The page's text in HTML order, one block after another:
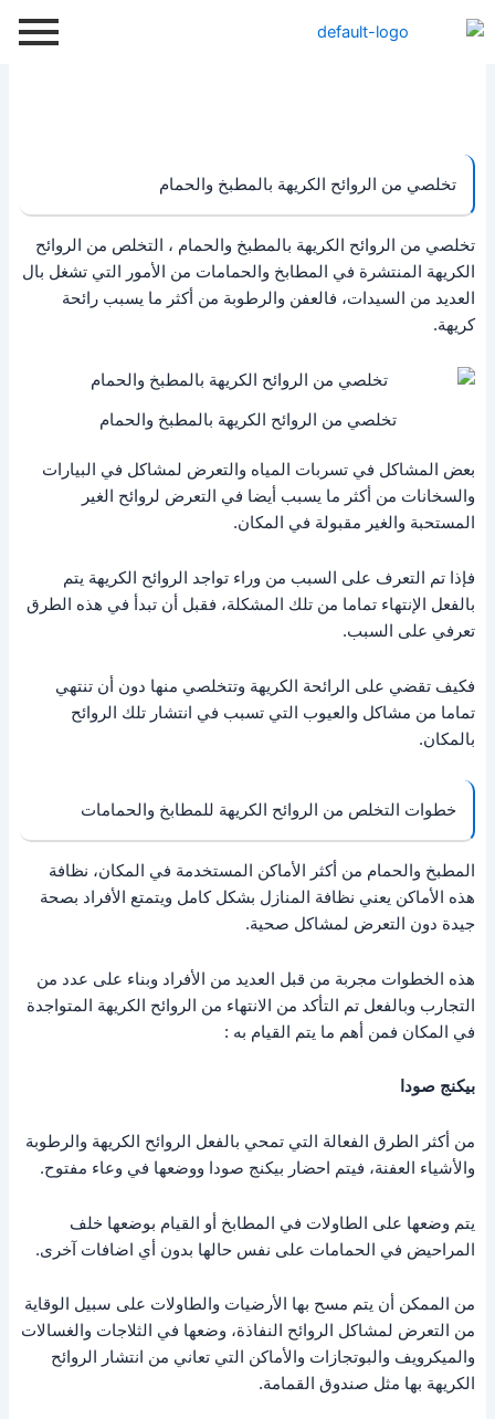
إلى
تخلصي من الروائح الكريهة بالمطبخ والحمام
تخلصي من الروائح الكريهة بالمطبخ والحمام ، التخلص من الروائح
الكريهة المنتشرة في المطابخ والحمامات من الأمور التي تشغل بال
العديد من السيدات، فالعفن والرطوبة من أكثر ما يسبب رائحة
كريهة.
تخلصي من الروائح الكريهة بالمطبخ والحمام
بعض المشاكل في تسربات المياه والتعرض لمشاكل في البيارات
والسخانات من أكثر ما يسبب أيضا في التعرض لروائح الغير
المستحبة والغير مقبولة في المكان.
فإذا تم التعرف على السبب من وراء تواجد الروائح الكريهة يتم
بالفعل الإنتهاء تماما من تلك المشكلة، فقبل أن تبدأ في هذه الطرق
تعرفي على السبب.
فكيف تقضي على الرائحة الكريهة وتتخلصي منها دون أن تنتهي
تماما من مشاكل والعيوب التي تسبب في انتشار تلك الروائح
بالمكان.
خطوات التخلص من الروائح الكريهة للمطابخ والحمامات
المطبخ والحمام من أكثر الأماكن المستخدمة في المكان، نظافة
هذه الأماكن يعني نظافة المنازل بشكل كامل ويتمتع الأفراد بصحة
جيدة دون التعرض لمشاكل صحية.
هذه الخطوات مجربة من قبل العديد من الأفراد وبناء على عدد من
التجارب وبالفعل تم التأكد من الانتهاء من الروائح الكريهة المتواجدة
في المكان فمن أهم ما يتم القيام به :
بيكنج صودا
من أكثر الطرق الفعالة التي تمحي بالفعل الروائح الكريهة والرطوبة
والأشياء العفنة، فيتم احضار بيكنج صودا ووضعها في وعاء مفتوح.
يتم وضعها على الطاولات في المطابخ أو القيام بوضعها خلف
المراحيض في الحمامات على نفس حالها بدون أي اضافات آخرى.
من الممكن أن يتم مسح بها الأرضيات والطاولات على سبيل الوقاية
من التعرض لمشاكل الروائح النفاذة، وضعها في الثلاجات والغسالات
والميكرويف والبوتجازات والأماكن التي تعاني من انتشار الروائح
الكريهة بها مثل صندوق القمامة.